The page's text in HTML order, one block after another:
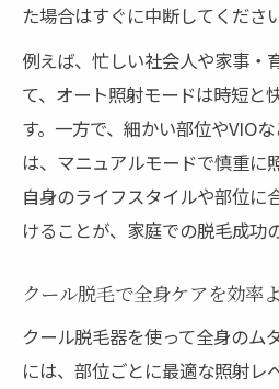
た場合はすぐに中断してください
例えば、忙しい社会人や家事・
て、オート照射モードは時短と
す。一方で、細かい部位やVIO
は、マニュアルモードで慎重に
自身のライフスタイルや部位に
けることが、家庭での脱毛成功
クール脱毛で全身ケアを効率
クール脱毛器を使って全身のム
には、部位ごとに最適な照射レ